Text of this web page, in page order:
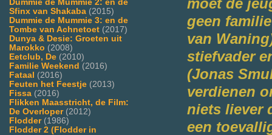
Dummie de Mummie 2: en de
Sfinx van Shakaba (2015)
Dummie de Mummie 3: en de
Tombe van Achnetoet (2017)
Dunya & Desie: Groeten uit
Marokko (2008)
Eetclub, De (2010)
Familie Weekend (2016)
Fataal (2016)
Feuten het Feestje (2013)
Fissa (2016)
Flikken Maasstricht, de Film:
De Overloper(2012)
Flodder(1986)
Flodder 2 (Flodder in
moet de
geen
van
stiefvader
(Jonas
verdienen
niets liever
een